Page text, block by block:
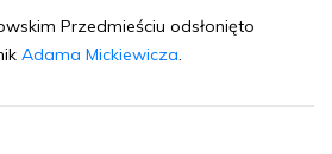
Przedmieściu odsłonięto
Adama Mickiewicza.